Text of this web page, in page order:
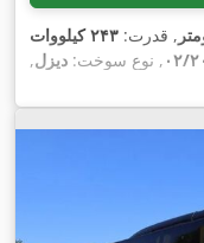
, قدرت:
۲۴۳ کیلووات
, نوع سوخت: دیزل,
, ارتفاع کل:
۲۰۱۴, تجهیزات:اِی‌بی‌اِس‎, مناسب